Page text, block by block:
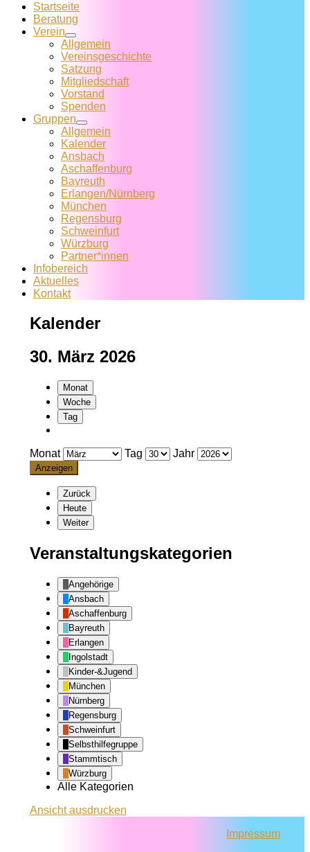
Startseite
Beratung
Verein
Allgemein
Vereins­geschichte
Satzung
Mitglied­schaft
Vorstand
Spenden
Gruppen
Allgemein
Kalender
Ansbach
Aschaffenburg
Bayreuth
Erlangen/Nürnberg
München
Regensburg
Schweinfurt
Würzburg
Partner*innen
Infobereich
Aktuelles
Kontakt
Kalender
30. März 2026
Monat
Woche
Tag
Monat Tag Jahr
Zurück
Heute
Weiter
Veranstaltungskategorien
Angehörige
Ansbach
Aschaffenburg
Bayreuth
Erlangen
Ingolstadt
Kinder-&Jugend
München
Nürnberg
Regensburg
Schweinfurt
Selbsthilfegruppe
Stammtisch
Würzburg
Alle Kategorien
Ansichtausdrucken
Impressum